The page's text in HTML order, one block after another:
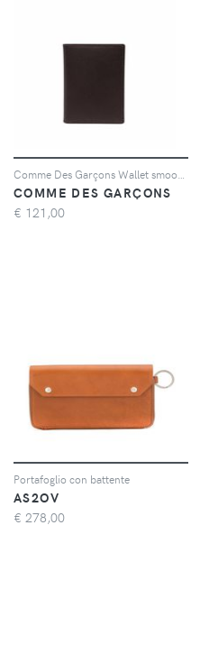
COMME DES GARÇONS
€ 121,00
Portafoglio con battente
AS2OV
€ 278,00